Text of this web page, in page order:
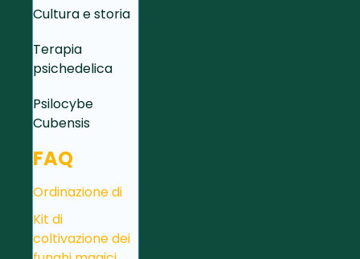
Cultura e storia
Terapia
psichedelica
Psilocybe
Cubensis
FAQ
Ordinazione di
Kit di
coltivazione dei